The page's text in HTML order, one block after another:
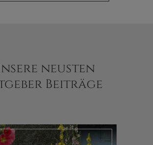
neusten
Beiträge